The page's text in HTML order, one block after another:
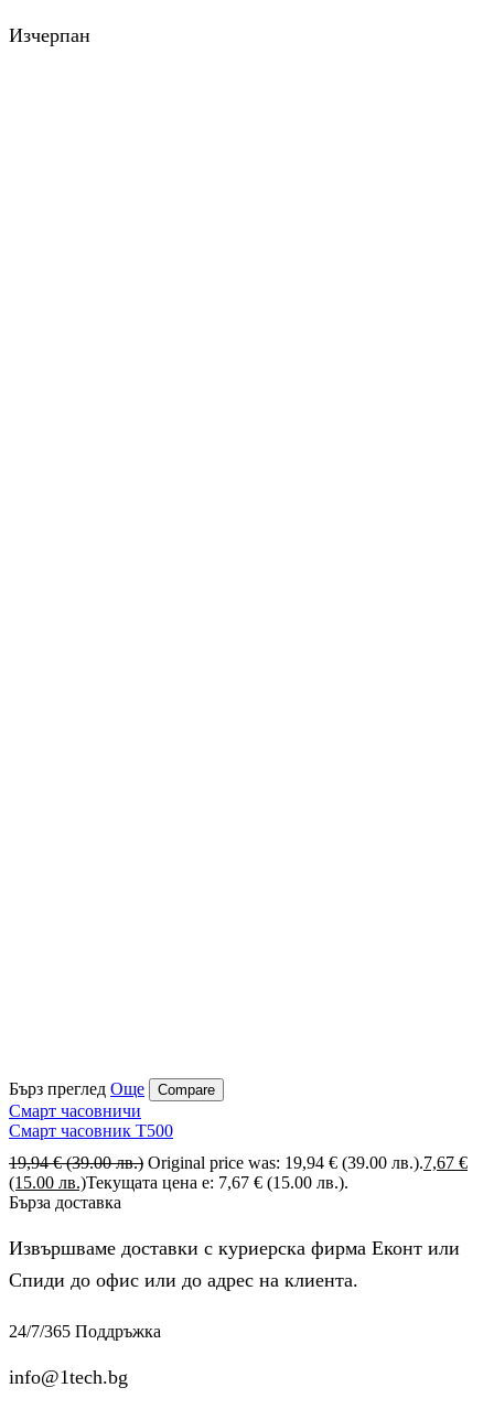
Изчерпан
Бърз преглед Още Compare
Смарт часовничи
Смарт часовник T500
19,94€ (39.00 лв.) Original price was: 19,94 € (39.00 лв.).7,67 €
(15.00 лв.)Текущата цена е: 7,67 € (15.00 лв.).
Бърза доставка
Извършваме доставки с куриерска фирма Еконт или
Спиди до офис или до адрес на клиента.
24/7/365 Поддръжка
info@1tech.bg